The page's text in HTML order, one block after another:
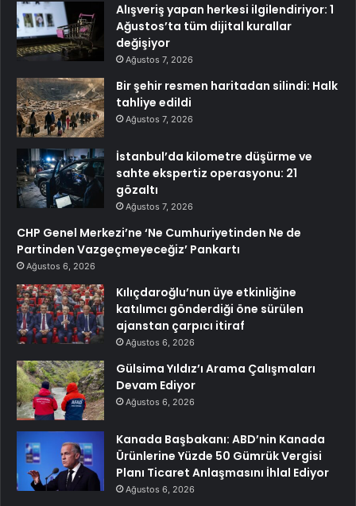
Alışveriş yapan herkesi ilgilendiriyor: 1
Ağustos’ta tüm dijital kurallar
değişiyor
Ağustos 7, 2026
Bir şehir resmen haritadan silindi: Halk
tahliye edildi
Ağustos 7, 2026
İstanbul’da kilometre düşürme ve
sahte ekspertiz operasyonu: 21
gözaltı
Ağustos 7, 2026
CHP Genel Merkezi’ne ‘Ne Cumhuriyetinden Ne de
Partinden Vazgeçmeyeceğiz’ Pankartı
Ağustos 6, 2026
Kılıçdaroğlu’nun üye etkinliğine
katılımcı gönderdiği öne sürülen
ajanstan çarpıcı itiraf
Ağustos 6, 2026
Gülsima Yıldız’ı Arama Çalışmaları
Devam Ediyor
Ağustos 6, 2026
Kanada Başbakanı: ABD’nin Kanada
Ürünlerine Yüzde 50 Gümrük Vergisi
Planı Ticaret Anlaşmasını İhlal Ediyor
Ağustos 6, 2026